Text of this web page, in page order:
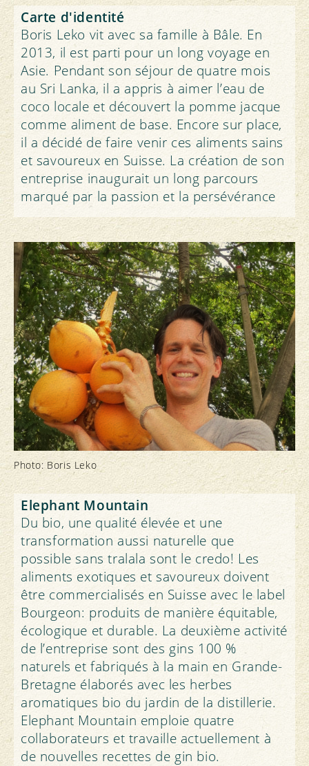
Carte d'identité
Boris Leko vit avec sa famille à Bâle. En
2013, il est parti pour un long voyage en
Asie. Pendant son séjour de quatre mois
au Sri Lanka, il a appris à aimer l’eau de
coco locale et découvert la pomme jacque
comme aliment de base. Encore sur place,
il a décidé de faire venir ces aliments sains
et savoureux en Suisse. La création de son
entreprise inaugurait un long parcours
marqué par la passion et la persévérance
Photo: Boris Leko
Elephant Mountain
Du bio, une qualité élevée et une
transformation aussi naturelle que
possible sans tralala sont le credo! Les
aliments exotiques et savoureux doivent
être commercialisés en Suisse avec le label
Bourgeon: produits de manière équitable,
écologique et durable. La deuxième activité
de l’entreprise sont des gins 100 %
naturels et fabriqués à la main en Grande-
Bretagne élaborés avec les herbes
aromatiques bio du jardin de la distillerie.
Elephant Mountain emploie quatre
collaborateurs et travaille actuellement à
de nouvelles recettes de gin bio.